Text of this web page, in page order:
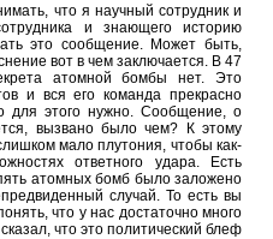
что я научный сотрудник и
и знающего историю
это сообщение. Может быть,
вот в чем заключается. В 47
атомной бомбы нет. Это
и вся его команда прекрасно
для этого нужно. Сообщение, о
вызвано было чем? К этому
мало плутония, чтобы как-
ответного удара. Есть
атомных бомб было заложено
случай. То есть вы
что у нас достаточно много
что это политический блеф